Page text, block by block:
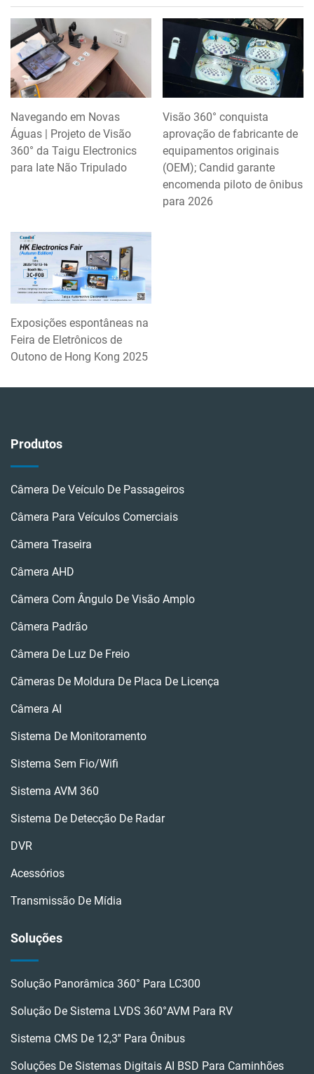
Navegando em Novas
Águas | Projeto de Visão
360° da Taigu Electronics
para Iate Não Tripulado
Visão 360° conquista
aprovação de fabricante de
equipamentos originais
(OEM); Candid garante
encomenda piloto de ônibus
para 2026
Exposições espontâneas na
Feira de Eletrônicos de
Outono de Hong Kong 2025
Produtos
Câmera De Veículo De Passageiros
Câmera Para Veículos Comerciais
Câmera Traseira
Câmera AHD
Câmera Com Ângulo De Visão Amplo
Câmera Padrão
Câmera De Luz De Freio
Câmeras De Moldura De Placa De Licença
Câmera AI
Sistema De Monitoramento
Sistema Sem Fio/wifi
Sistema AVM 360
Sistema De Detecção De Radar
DVR
Acessórios
Transmissão De Mídia
Soluções
Solução Panorâmica 360° Para LC300
Solução De Sistema LVDS 360°AVM Para RV
Sistema CMS De 12,3'' Para Ônibus
Soluções De Sistemas Digitais AI BSD Para Caminhões